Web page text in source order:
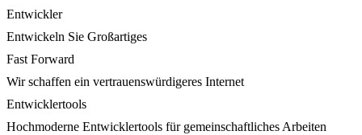
Entwickler
Entwickeln Sie Großartiges
Fast Forward
Wir schaffen ein vertrauenswürdigeres Internet
Entwicklertools
Hochmoderne Entwicklertools für gemeinschaftliches Arbeiten